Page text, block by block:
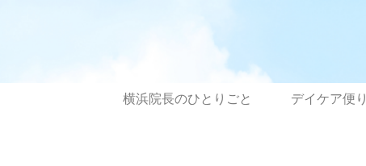
横浜院長のひとりごと デイケア便り